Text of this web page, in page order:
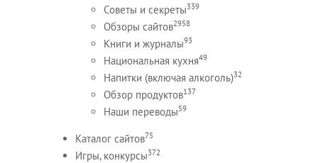
Советы и секреты339
Обзоры сайтов2958
Книги и журналы93
Национальная кухня49
Напитки (включая алкоголь)32
Обзор продуктов137
Наши переводы59
Каталог сайтов75
Игры, конкурсы372